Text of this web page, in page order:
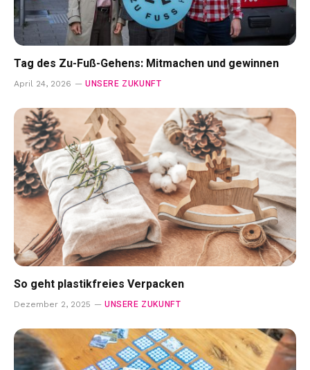
Tag des Zu-Fuß-Gehens: Mitmachen und gewinnen
April 24, 2026 UNSERE ZUKUNFT
So geht plastikfreies Verpacken
Dezember 2, 2025 UNSERE ZUKUNFT